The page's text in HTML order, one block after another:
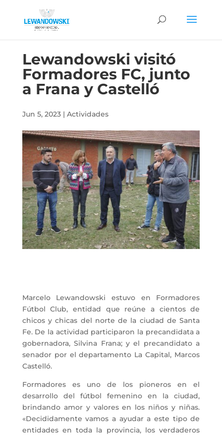
Lewandowski visitó
Formadores FC, junto
a Frana y Castelló
Jun 5, 2023| Actividades
Marcelo Lewandowski estuvo en Formadores
Fútbol Club,entidad que reúne a cientos de
chicos y chicas del norte de la ciudad de Santa
Fe. De la actividad participaron la precandidata a
gobernadora, Silvina Frana; y el precandidato a
senador por el departamento La Capital, Marcos
Castelló.
Formadores es uno de los pioneros en el
desarrollo del fútbol femenino en la ciudad,
brindando amor y valores en los niños y niñas.
«Decididamente vamos a ayudar a este tipo de
entidades en toda la provincia, los verdaderos